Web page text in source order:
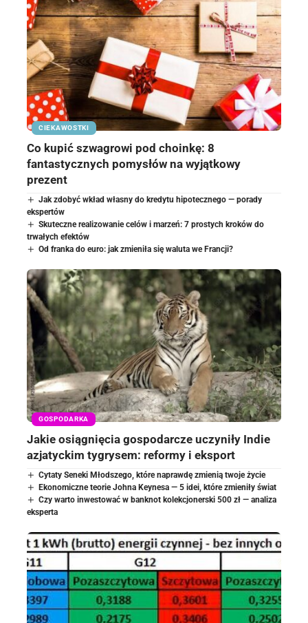
CIEKAWOSTKI
Co kupić szwagrowi pod choinkę: 8
fantastycznych pomysłów na wyjątkowy
prezent
Jak zdobyć wkład własny do kredytu hipotecznego — porady
ekspertów
Skuteczne realizowanie celów i marzeń: 7 prostych kroków do
trwałych efektów
Od franka do euro: jak zmieniła się waluta we Francji?
GOSPODARKA
Jakie osiągnięcia gospodarcze uczyniły Indie
azjatyckim tygrysem: reformy i eksport
Cytaty Seneki Młodszego, które naprawdę zmienią twoje życie
Ekonomiczne teorie Johna Keynesa — 5 idei, które zmieniły świat
Czy warto inwestować w banknot kolekcjonerski 500 zł — analiza
eksperta